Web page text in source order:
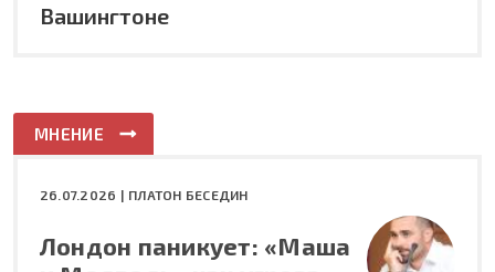
Вашингтоне
МНЕНИЕ
26.07.2026 | ПЛАТОН БЕСЕДИН
Лондон паникует: «Маша